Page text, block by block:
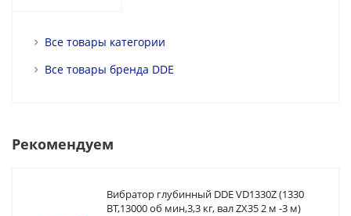
Все товары категории
Все товары бренда DDE
Рекомендуем
Вибратор глубинный DDE VD1330Z (1330
ВТ,13000 об мин,3,3 кг, вал ZX35 2 м -3 м)